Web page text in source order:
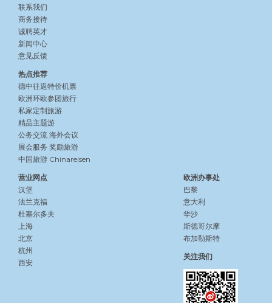
联系我们
商务接待
诚聘英才
新闻中心
意见反馈
热点推荐
德中往返特价机票
欧洲环欧参团旅行
私家定制旅游
精品主题游
公务交流 海外会议
展会服务 奖励旅游
中国旅游 Chinareisen
营业网点
汉堡
法兰克福
杜塞尔多夫
上海
北京
杭州
西安
欧洲办事处
巴黎
意大利
华沙
斯德哥尔摩
布加勒斯特
关注我们